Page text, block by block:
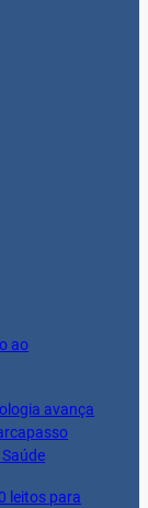
ao
avança
leitos para